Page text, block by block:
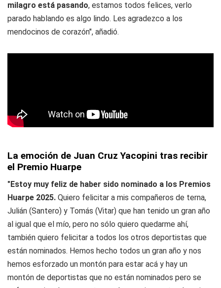
milagro está pasando, estamos todos felices, verlo
parado hablando es algo lindo. Les agradezco a los
mendocinos de corazón", añadió.
La emoción de Juan Cruz Yacopini tras recibir
el Premio Huarpe
"Estoy muy feliz de haber sido nominado a los Premios
Huarpe 2025. Quiero felicitar a mis compañeros de terna,
Julián (Santero) y Tomás (Vitar) que han tenido un gran año
al igual que el mío, pero no sólo quiero quedarme ahí,
también quiero felicitar a todos los otros deportistas que
están nominados. Hemos hecho todos un gran año y nos
hemos esforzado un montón para estar acá y hay un
montón de deportistas que no están nominados pero se